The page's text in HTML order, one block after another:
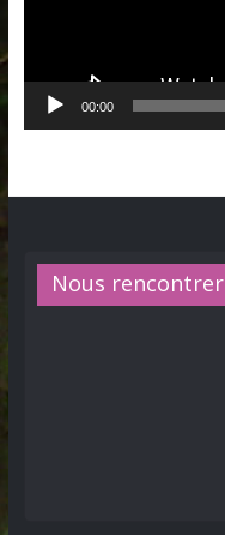
00:00
Nous rencontrer